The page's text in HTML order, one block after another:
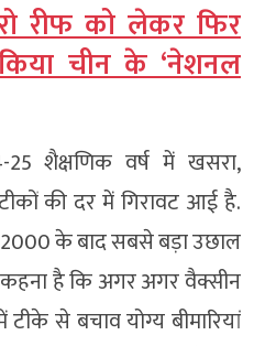
रीफ को लेकर फिर
चीन के ‘नेशनल
शैक्षणिक वर्ष में खसरा,
की दर में गिरावट आई है.
के बाद सबसे बड़ा उछाल
है कि अगर अगर वैक्सीन
से बचाव योग्य बीमारियां